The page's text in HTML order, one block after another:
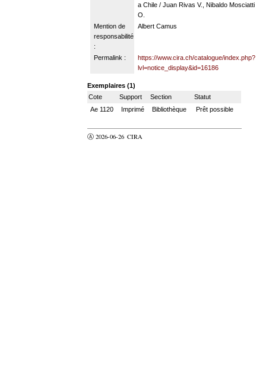
a Chile / Juan Rivas V., Nibaldo Mosciatti
O.
Mention de
responsabilité
:
Albert Camus
Permalink :
https://www.cira.ch/catalogue/index.php?
lvl=notice_display&id=16186
Exemplaires (1)
Cote
Support Section
Statut
Ae 1120
Imprimé Bibliothèque Prêt possible
Ⓐ 2026-06-26 CIRA